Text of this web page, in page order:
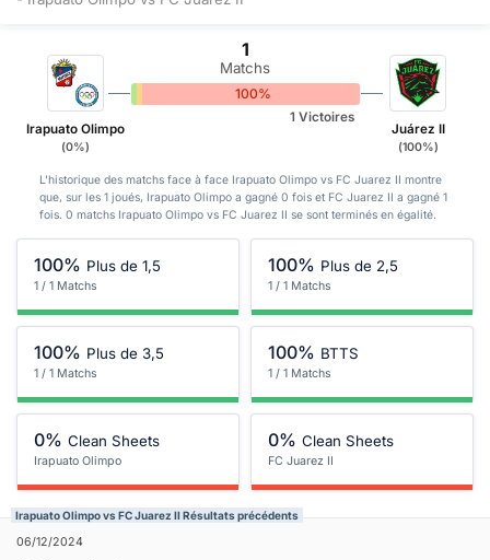
Irapuato Olimpo
(0%)
1
Matchs
100%
1 Victoires
Juárez II
(100%)
L'historique des matchs face à face Irapuato Olimpo vs FC Juarez II montre
que, sur les 1 joués, Irapuato Olimpo a gagné 0 fois et FC Juarez II a gagné 1
fois. 0 matchs Irapuato Olimpo vs FC Juarez II se sont terminés en égalité.
100% Plus de 1,5
1 / 1 Matchs
100% Plus de 2,5
1 / 1 Matchs
100% Plus de 3,5
1 / 1 Matchs
100% BTTS
1 / 1 Matchs
0% Clean Sheets
Irapuato Olimpo
0% Clean Sheets
FC Juarez II
Irapuato Olimpo vs FC Juarez II Résultats précédents
06/12/2024